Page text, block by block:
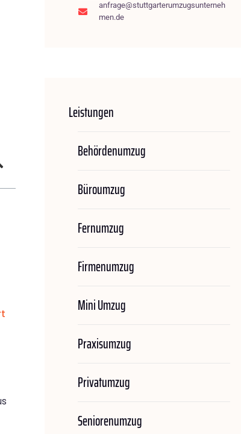
anfrage@stuttgarterumzugsunterneh
men.de
Leistungen
Behördenumzug
Büroumzug
Fernumzug
Firmenumzug
Mini Umzug
Praxisumzug
Privatumzug
Seniorenumzug